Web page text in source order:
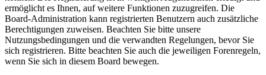
ermöglicht es Ihnen, auf weitere Funktionen zuzugreifen. Die
Board-Administration kann registrierten Benutzern auch zusätzliche
Berechtigungen zuweisen. Beachten Sie bitte unsere
Nutzungsbedingungen und die verwandten Regelungen, bevor Sie
sich registrieren. Bitte beachten Sie auch die jeweiligen Forenregeln,
wenn Sie sich in diesem Board bewegen.